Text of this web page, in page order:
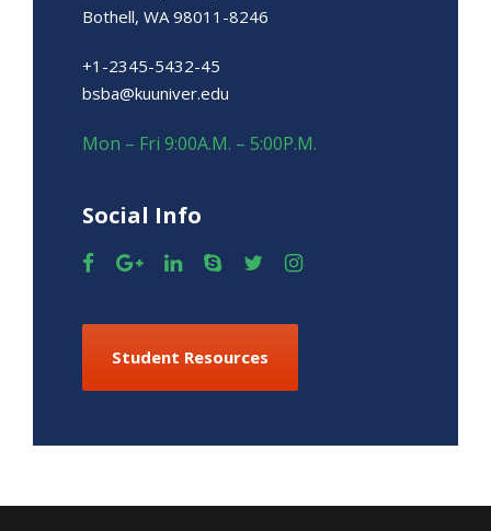
Bothell, WA 98011-8246
+1-2345-5432-45
bsba@kuuniver.edu
Mon – Fri 9:00A.M. – 5:00P.M.
Social Info
Student Resources